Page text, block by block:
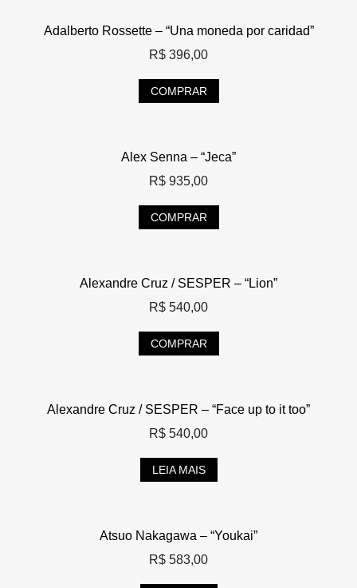
Adalberto Rossette – “Una moneda por caridad”
R$ 396,00
COMPRAR
Alex Senna – “Jeca”
R$ 935,00
COMPRAR
Alexandre Cruz / SESPER – “Lion”
R$ 540,00
COMPRAR
Alexandre Cruz / SESPER – “Face up to it too”
R$ 540,00
LEIA MAIS
Atsuo Nakagawa – “Youkai”
R$ 583,00